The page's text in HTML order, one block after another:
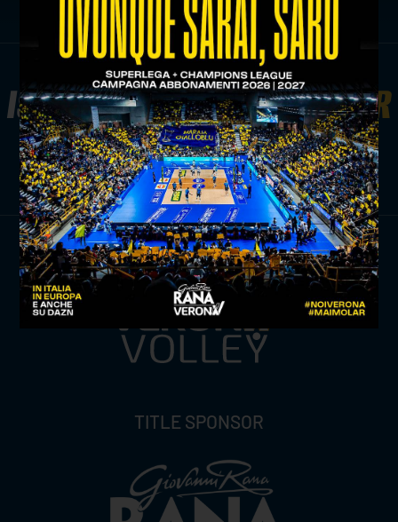
ISCRIVITI ALLANEWSLETTER
ISCRIVITI ORA
TITLE SPONSOR